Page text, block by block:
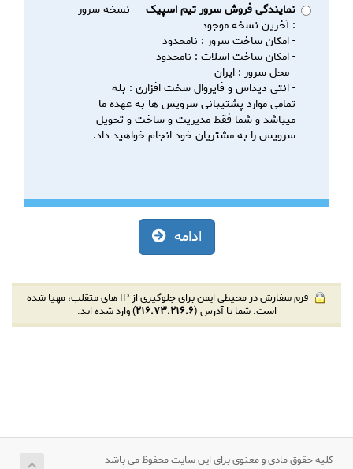
نمایندگی فروش سرور تیم اسپیک- - نسخه سرور
: آخرین نسخه موجود
- امکان ساخت سرور : نامحدود
- امکان ساخت اسلات : نامحدود
- محل سرور : ایران
- انتی دیداس و فایروال سخت افزاری : بله
تمامی موارد پشتیبانی سرویس ها به عهده ما
میباشد و شما فقط مدیریت و ساخت و تحویل
سرویس را به مشتریان خود انجام خواهید داد.
ادامه
فرم سفارش در محیطی ایمن برای جلوگیری از IP های متقلب، مهیا شده
است. شما با آدرس (216.73.216.6) وارد شده اید.
کلیه حقوق مادی و معنوی برای این سایت محفوظ می باشد